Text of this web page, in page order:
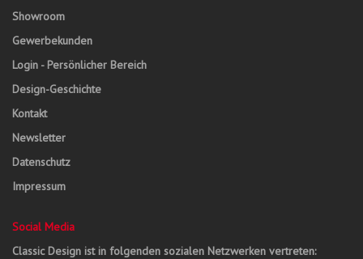
Showroom
Gewerbekunden
Login - Persönlicher Bereich
Design-Geschichte
Kontakt
Newsletter
Datenschutz
Impressum
Social Media
Classic Design ist in folgenden sozialen Netzwerken vertreten: